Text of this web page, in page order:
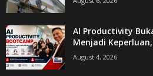
AI Productivity
Menjadi
August 4, 2026